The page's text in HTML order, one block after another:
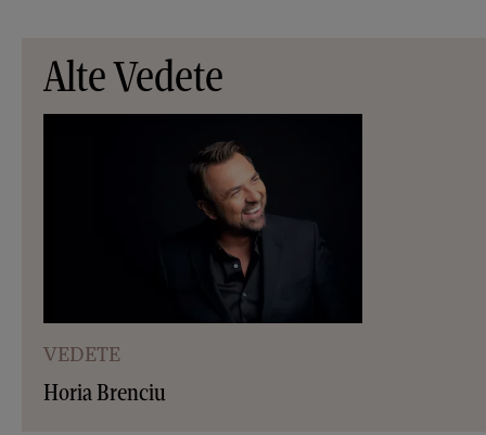
Alte Vedete
VEDETE
Horia Brenciu